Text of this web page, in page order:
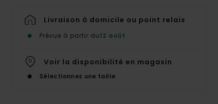
Livraison à domicile ou point relais
Prévue à partir du12 août
Voir la disponibilité en magasin
Sélectionnez une taille